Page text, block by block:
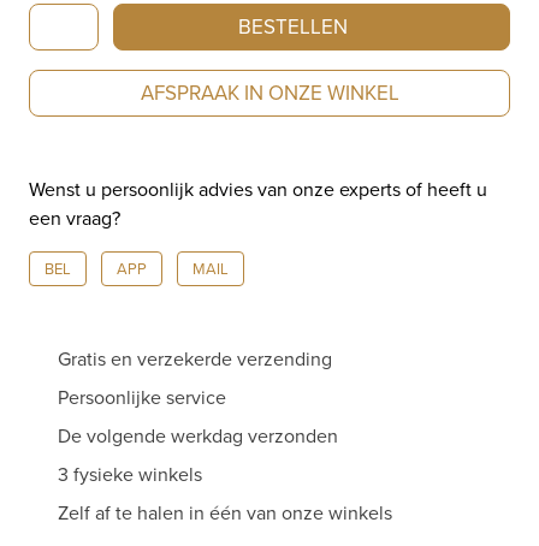
Bigli
Ring
Mini
Sweety
BESTELLEN
AFSPRAAK IN ONZE WINKEL
Wenst u persoonlijk advies van onze experts of heeft u
een vraag?
BEL APP MAIL
Gratis en verzekerde verzending
Persoonlijke service
De volgende werkdag verzonden
3 fysieke winkels
Zelf af te halen in één van onze winkels